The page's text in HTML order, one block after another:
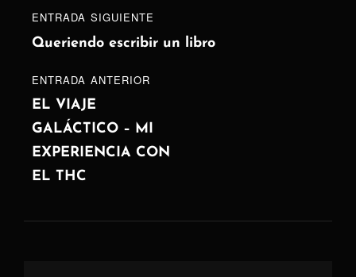
Navegación
de
ENTRADA
ANTERIOR
ENTRADA ANTERIOR
EL VIAJE
GALÁCTICO – MI
EXPERIENCIA CON
EL THC
Entrada
siguiente
ENTRADA SIGUIENTE
Queriendo escribir un libro